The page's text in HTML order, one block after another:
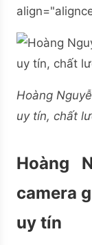
Hoàng
uy tín, chất
Hoàng
camera
uy tín